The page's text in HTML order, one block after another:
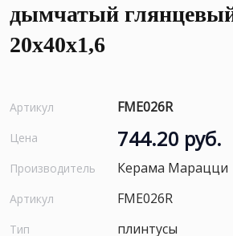
дымчатый
20x40x1,6
Артикул FME026R
Цена 744.20 руб.
Производитель Керама Марацци
Артикул FME026R
Тип плинтусы